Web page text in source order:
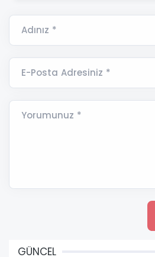
Adınız *
E-Posta Adresiniz *
Yorumunuz *
GÜNCEL